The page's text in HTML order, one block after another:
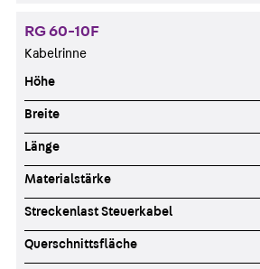
RG 60-10F
Kabelrinne
Höhe
Breite
Länge
Materialstärke
Streckenlast Steuerkabel
Querschnittsfläche